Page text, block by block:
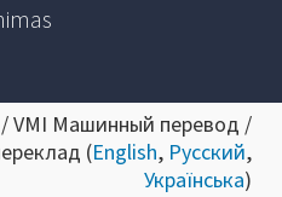
VMI Машинный перевод /
(English, Русский,
Українська)